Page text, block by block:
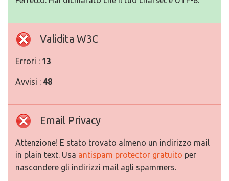
Validita W3C
Errori : 13
Avvisi : 48
Email Privacy
Attenzione! E stato trovato almeno un indirizzo mail
in plain text. Usa antispam protector gratuito per
nascondere gli indirizzi mail agli spammers.